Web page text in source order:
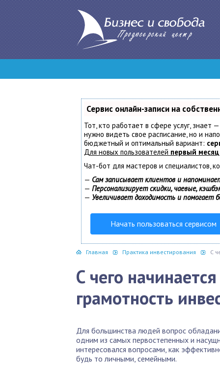
Сервис онлайн-записи на
Тот, кто работает в сфере услуг, знает
нужно видеть свое расписание, но и
бюджетный и оптимальный вариант:
Для новых пользователей первый
Чат-бот для мастеров и специалистов,
— Сам записывает клиентов и
— Персонализирует скидки, чаевые,
— Увеличивает доходимость и помогает
Начать пользоваться сервисом
Главная Практика инвестирования С
С чего
грамотность
Для большинства людей вопрос
одним из самых первостепенных и
интересовался вопросами, как
будь то личными, семейными.